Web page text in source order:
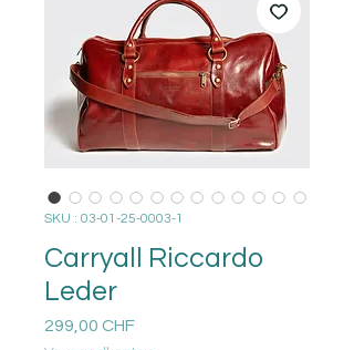
SKU : 03-01-25-0003-1
Carryall Riccardo
Leder
299,00 CHFPrix